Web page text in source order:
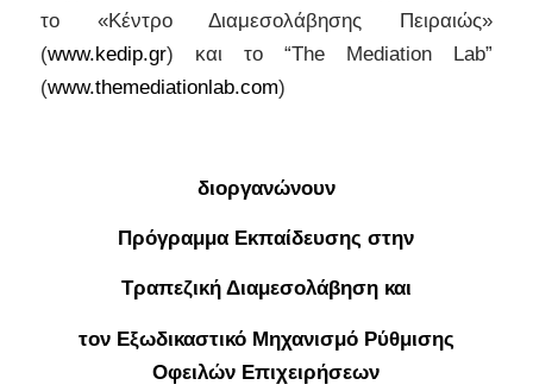
το «Κέντρο Διαμεσολάβησης Πειραιώς»
(www.kedip.gr) και το “The Mediation Lab”
(www.themediationlab.com)
διοργανώνουν
Πρόγραμμα Εκπαίδευσης στην
Τραπεζική Διαμεσολάβηση και
τον Εξωδικαστικό Μηχανισμό Ρύθμισης
Οφειλών Επιχειρήσεων